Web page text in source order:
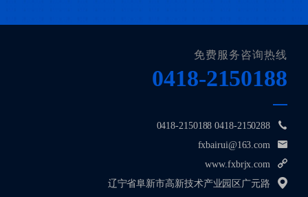
免费服务咨询热线
0418-2150188
0418-2150188 0418-2150288
fxbairui@163.com
www.fxbrjx.com
辽宁省阜新市高新技术产业园区广元路